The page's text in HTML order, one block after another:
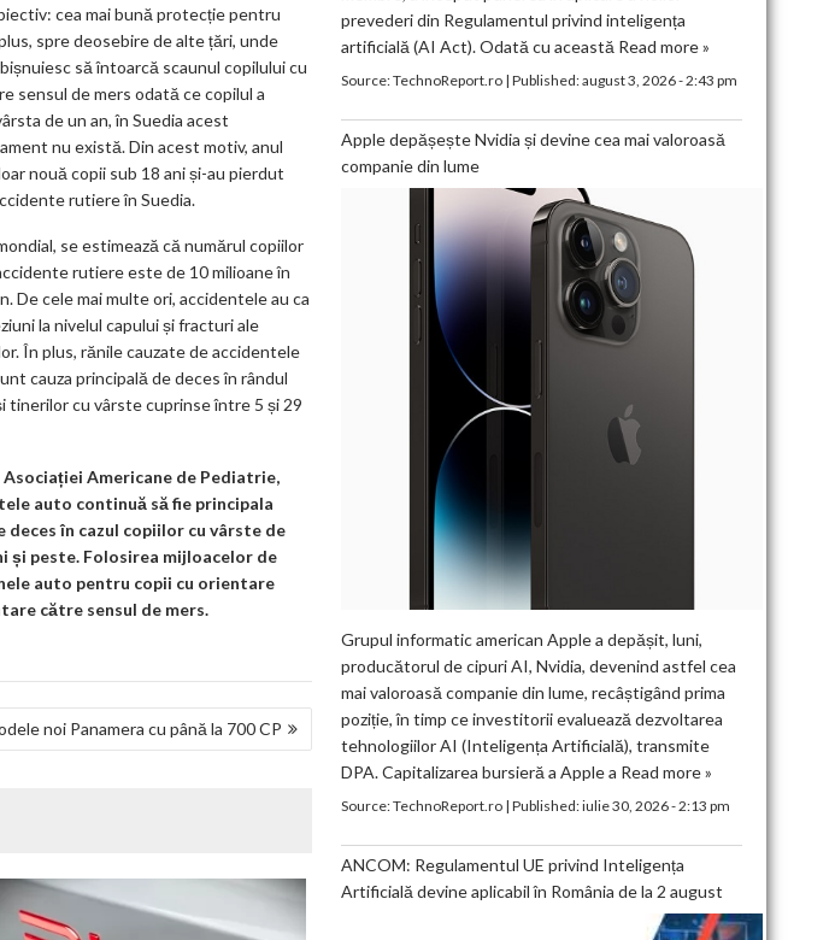
cea mai bună protecție pentru
spre deosebire de alte țări, unde
să întoarcă scaunul copilului cu
sensul de mers odată ce copilul a
de un an, în Suedia acest
nu există. Din acest motiv, anul
nouă copii sub 18 ani și-au pierdut
rutiere în Suedia.
se estimează că numărul copiilor
rutiere este de 10 milioane în
De cele mai multe ori, accidentele au ca
la nivelul capului și fracturi ale
În plus, rănile cauzate de accidentele
cauza principală de deces în rândul
tinerilor cu vârste cuprinse între 5 și 29
Americane de Pediatrie,
auto continuă să fie principala
deces în cazul copiilor cu vârste de
și peste. Folosirea mijloacelor de
auto pentru copii cu orientare
către sensul de mers.
noi Panamera cu până la 700 CP
prevederi din Regulamentul privind inteligența
artificială (AI Act). Odată cu această Read more »
Source:TechnoReport.ro| Published:august 3, 2026 - 2:43 pm
Apple depășește Nvidia și devine cea mai valoroasă
companie din lume
Grupul informatic american Apple a depășit, luni,
producătorul de cipuri AI, Nvidia, devenind astfel cea
mai valoroasă companie din lume, recâștigând prima
poziție, în timp ce investitorii evaluează dezvoltarea
tehnologiilor AI (Inteligența Artificială), transmite
DPA. Capitalizarea bursieră a Apple a Read more »
Source:TechnoReport.ro| Published:iulie 30, 2026 - 2:13 pm
ANCOM: Regulamentul UE privind Inteligența
Artificială devine aplicabil în România de la 2 august